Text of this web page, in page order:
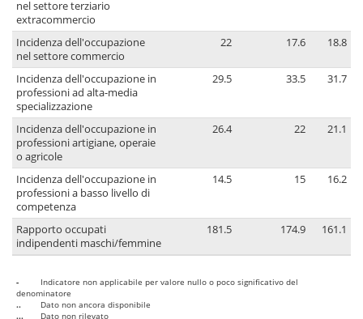
nel settore terziario
extracommercio
Incidenza dell'occupazione
nel settore commercio
22 17.6 18.8
Incidenza dell'occupazione in
professioni ad alta-media
specializzazione
29.5 33.5 31.7
Incidenza dell'occupazione in
professioni artigiane, operaie
o agricole
26.4 22 21.1
Incidenza dell'occupazione in
professioni a basso livello di
competenza
14.5 15 16.2
Rapporto occupati
indipendenti maschi/femmine
181.5 174.9 161.1
-
Indicatore non applicabile per valore nullo o poco significativo del
denominatore
..
Dato non ancora disponibile
...
Dato non rilevato